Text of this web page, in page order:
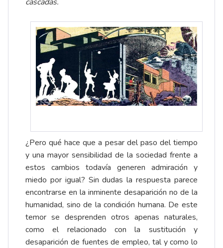
¿Pero qué hace que a pesar del paso del tiempo
y una mayor sensibilidad de la sociedad frente a
estos cambios todavía generen admiración y
miedo por igual? Sin dudas la respuesta parece
encontrarse en la inminente desaparición no de la
humanidad, sino de la condición humana. De este
temor se desprenden otros apenas naturales,
como el relacionado con la sustitución y
desaparición de fuentes de empleo, tal y como lo